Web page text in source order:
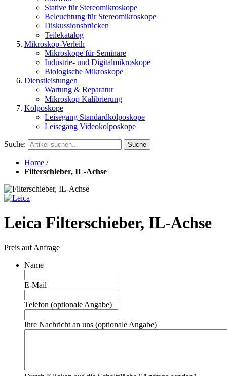
Stative für Stereomikroskope
Beleuchtung für Stereomikroskope
Diskussionsbrücken
Teilekatalog
Mikroskop-Verleih
Mikroskope für Seminare
Industrie- und Digitalmikroskope
Biologische Mikroskope
Dienstleistungen
Wartung & Reparatur
Mikroskop Kalibrierung
Kolposkope
Leisegang Standardkolposkope
Leisegang Videokolposkope
Suche: Suche
Home /
Filterschieber, IL-Achse
Leica Filterschieber, IL-Achse
Preis auf Anfrage
Name
E-Mail
Telefon (optionale Angabe)
Ihre Nachricht an uns (optionale Angabe)